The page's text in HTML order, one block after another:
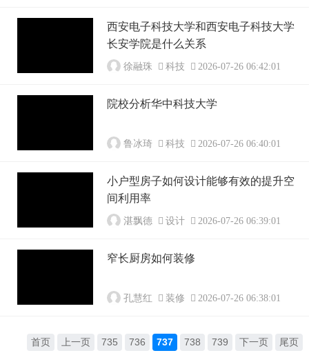
西安电子科技大学和西安电子科技大学
长安学院是什么关系
徐融珠 科技 2026-07-26 06:42:01
院校分析华中科技大学
鲁冰琦 科技 2026-07-26 06:40:01
小户型房子如何设计能够有效的提升空
间利用率
湛飘德 设计 2026-07-26 06:39:01
窄长厨房如何装修
孔慧红 装修 2026-07-26 06:38:01
首页 上一页 735 736 737 738 739 下一页 尾页